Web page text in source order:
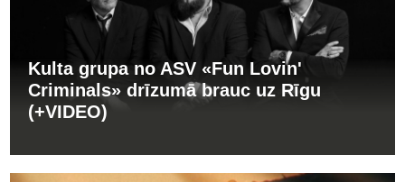
Kulta grupa no ASV «Fun Lovin'
Criminals» drīzumā brauc uz Rīgu
(+VIDEO)